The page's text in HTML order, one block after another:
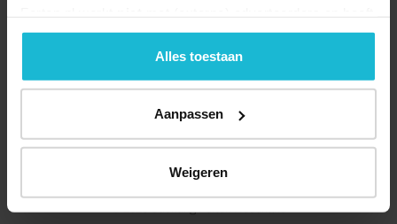
geen commerciële doelstelling. U kunt deze cookies via
de knoppen accepteren, beheren of weigeren.
Alles toestaan
Aanpassen
Weigeren
© 2026 Stichting Forten Nederland